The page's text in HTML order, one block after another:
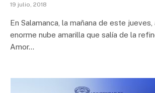
19 julio, 2018
En Salamanca, la mañana de este jueves,
enorme nube amarilla que salía de la
Amor…